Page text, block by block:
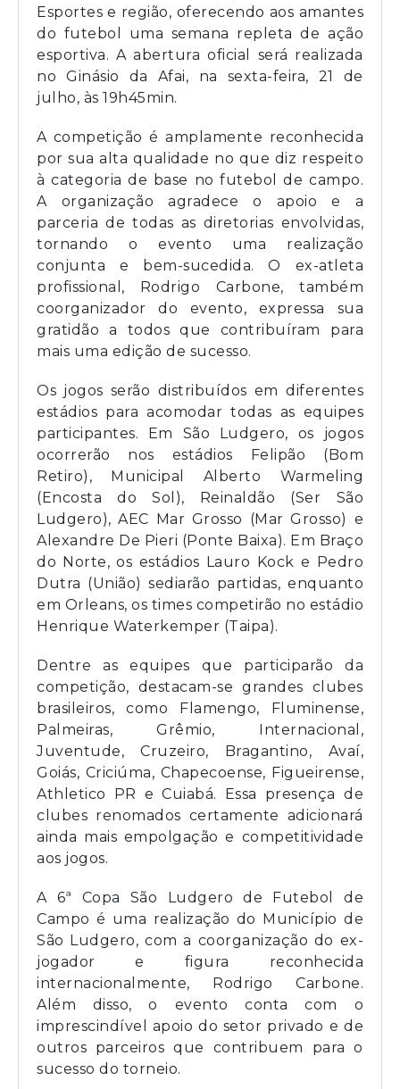
Esportes e região, oferecendo aos amantes
do futebol uma semana repleta de ação
esportiva. A abertura oficial será realizada
no Ginásio da Afai, na sexta-feira, 21 de
julho, às 19h45min.
A competição é amplamente reconhecida
por sua alta qualidade no que diz respeito
à categoria de base no futebol de campo.
A organização agradece o apoio e a
parceria de todas as diretorias envolvidas,
tornando o evento uma realização
conjunta e bem-sucedida. O ex-atleta
profissional, Rodrigo Carbone, também
coorganizador do evento, expressa sua
gratidão a todos que contribuíram para
mais uma edição de sucesso.
Os jogos serão distribuídos em diferentes
estádios para acomodar todas as equipes
participantes. Em São Ludgero, os jogos
ocorrerão nos estádios Felipão (Bom
Retiro), Municipal Alberto Warmeling
(Encosta do Sol), Reinaldão (Ser São
Ludgero), AEC Mar Grosso (Mar Grosso) e
Alexandre De Pieri (Ponte Baixa). Em Braço
do Norte, os estádios Lauro Kock e Pedro
Dutra (União) sediarão partidas, enquanto
em Orleans, os times competirão no estádio
Henrique Waterkemper (Taipa).
Dentre as equipes que participarão da
competição, destacam-se grandes clubes
brasileiros, como Flamengo, Fluminense,
Palmeiras, Grêmio, Internacional,
Juventude, Cruzeiro, Bragantino, Avaí,
Goiás, Criciúma, Chapecoense, Figueirense,
Athletico PR e Cuiabá. Essa presença de
clubes renomados certamente adicionará
ainda mais empolgação e competitividade
aos jogos.
A 6ª Copa São Ludgero de Futebol de
Campo é uma realização do Município de
São Ludgero, com a coorganização do ex-
jogador e figura reconhecida
internacionalmente, Rodrigo Carbone.
Além disso, o evento conta com o
imprescindível apoio do setor privado e de
outros parceiros que contribuem para o
sucesso do torneio.